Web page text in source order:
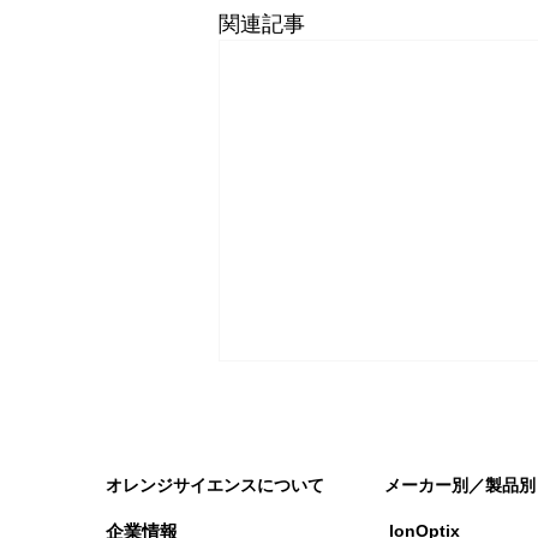
関連記事
オレンジサイエンスについて メーカー別／製品別
企業情報
IonOptix